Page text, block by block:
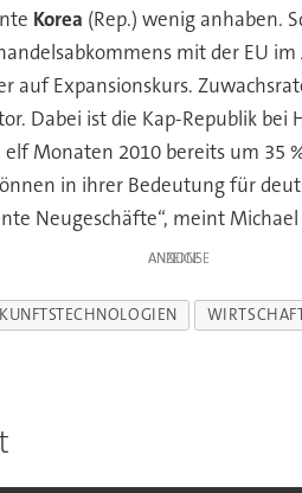
Korea (Rep.) wenig anhaben.
mit der EU
Expansionskurs.
Dabei ist die Kap-Republik
Monaten 2010 bereits um
in ihrer Bedeutung für
Neugeschäfte“, meint
ANZEIGE